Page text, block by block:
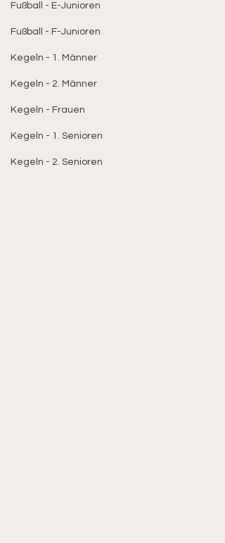
Fußball - E-Junioren
Fußball - F-Junioren
Kegeln - 1. Männer
Kegeln - 2. Männer
Kegeln - Frauen
Kegeln - 1. Senioren
Kegeln - 2. Senioren